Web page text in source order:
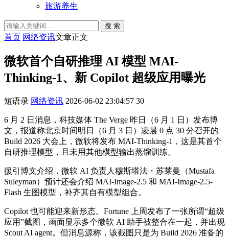
旅游养生
搜 索
首页 网络资讯文章正文
微软首个自研推理 AI 模型 MAI-
Thinking-1、新 Copilot 超级应用曝光
短语录 网络资讯 2026-06-02 23:04:57 30
6 月 2 日消息，科技媒体 The Verge 昨日（6 月 1 日）发布博
文，报道称北京时间明日（6 月 3 日）凌晨 0 点 30 分召开的
Build 2026 大会上，微软将发布 MAI-Thinking-1，这是其首个
自研推理模型，且未用其他模型输出蒸馏训练。
援引博文介绍，微软 AI 负责人穆斯塔法・苏莱曼（Mustafa
Suleyman）预计还会介绍 MAI-Image-2.5 和 MAI-Image-2.5-
Flash 生图模型，补齐其自有模型组合。
Copilot 也可能迎来新形态。Fortune 上周发布了一张所谓“超级
应用”截图，画面显示多个微软 AI 助手被整合在一起，并出现
Scout AI agent。但消息源称，该截图只是为 Build 2026 准备的